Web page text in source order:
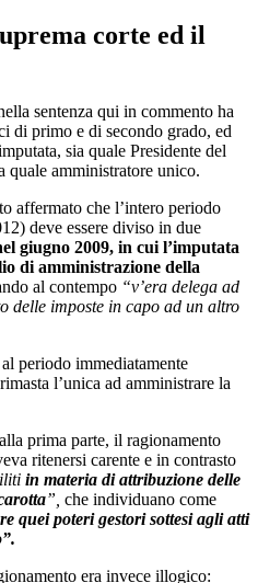
corte ed il
sentenza qui in commento ha
di primo e di secondo grado, ed
sia quale Presidente del
quale amministratore unico.
affermato che l’intero periodo
deve essere diviso in due
giugno 2009, in cui l’imputata
di amministrazione della
al contempo “v’era delega ad
delle imposte in capo ad un altro
periodo immediatamente
l’unica ad amministrare la
prima parte, il ragionamento
ritenersi carente e in contrasto
in materia di attribuzione delle
”, che individuano come
quei poteri gestori sottesi agli atti
era invece illogico: